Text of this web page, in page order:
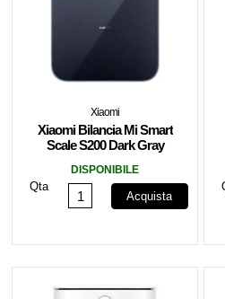
Xiaomi
Xiaomi Bilancia Mi Smart
Scale S200 Dark Gray
DISPONIBILE
Qta
Acquista